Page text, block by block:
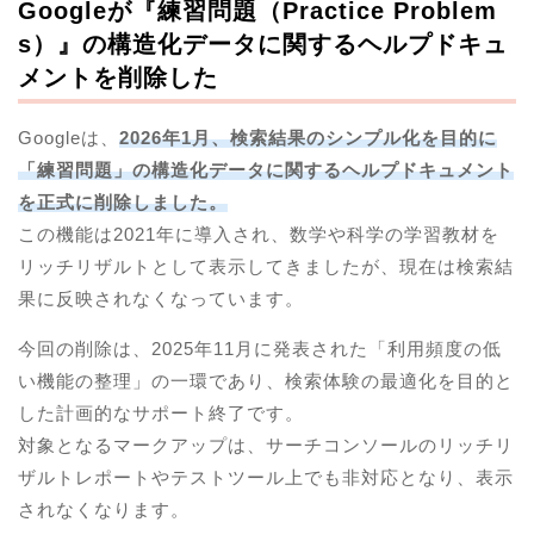
Googleが『練習問題（Practice Problem
s）』の構造化データに関するヘルプドキュ
メントを削除した
Googleは、 2026年1月、検索結果のシンプル化を目的に
「練習問題」の構造化データに関するヘルプドキュメント
を正式に削除しました。
この機能は2021年に導入され、数学や科学の学習教材を
リッチリザルトとして表示してきましたが、現在は検索結
果に反映されなくなっています。
今回の削除は、2025年11月に発表された「利用頻度の低
い機能の整理」の一環であり、検索体験の最適化を目的と
した計画的なサポート終了です。
対象となるマークアップは、サーチコンソールのリッチリ
ザルトレポートやテストツール上でも非対応となり、表示
されなくなります。